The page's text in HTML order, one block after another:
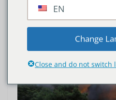
EN
Change
Close and do not switch